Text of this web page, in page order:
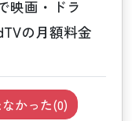
映画・ドラ
の月額料金
かった(0)